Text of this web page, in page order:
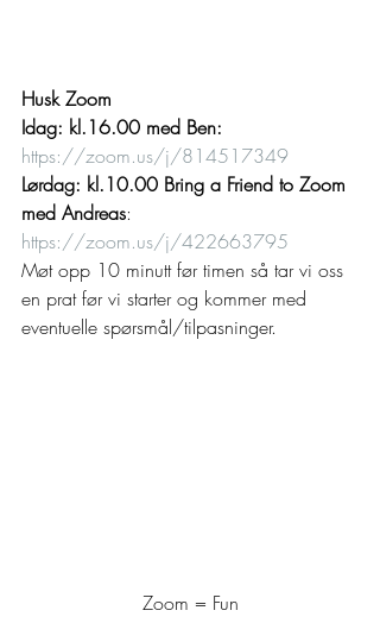
Husk Zoom
Idag: kl.16.00 med Ben:
https://zoom.us/j/814517349
Lørdag: kl.10.00 Bring a Friend to Zoom
med Andreas:
https://zoom.us/j/422663795
Møt opp 10 minutt før timen så tar vi oss
en prat før vi starter og kommer med
eventuelle spørsmål/tilpasninger.
Zoom = Fun